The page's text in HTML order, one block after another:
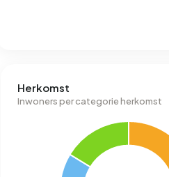
Herkomst
Inwoners per categorie herkomst